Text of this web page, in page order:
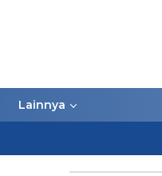
Lainnya